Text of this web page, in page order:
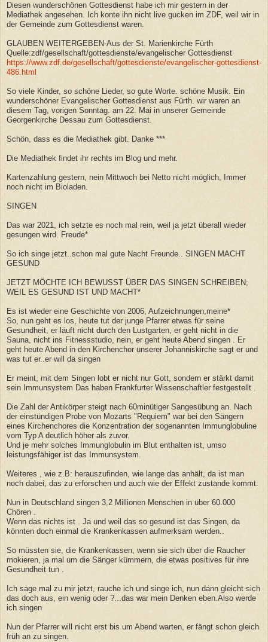
Diesen wunderschönen Gottesdienst habe ich mir gestern in der
Mediathek angesehen. Ich konte ihn nicht live gucken im ZDF, weil wir in
der Gemeinde zum Gottesdienst waren.
GLAUBEN WEITERGEBEN-Aus der St. Marienkirche Fürth
Quelle:zdf/gesellschaft/gottesdienste/evangelischer Gottesdienst
https://www.zdf.de/gesellschaft/gottesdienste/evangelischer-gottesdienst-
486.html
So viele Kinder, so schöne Lieder, so gute Worte. schöne Musik. Ein
wunderschöner Evangelischer Gottesdienst aus Fürth. wir waren an
diesem Tag, vorigen Sonntag. am 22. Mai in unserer Gemeinde
Georgenkirche Dessau zum Gottesdienst.
Schön, dass es die Mediathek gibt. Danke ***
Die Mediathek findet ihr rechts im Blog und mehr.
Kartenzahlung gestern, nein Mittwoch bei Netto nicht möglich, Immer
noch nicht im Bioladen.
SINGEN
Das war 2021, ich setzte es noch mal rein, weil ja jetzt überall wieder
gesungen wird. Freude*
So ich singe jetzt..schon mal gute Nacht Freunde.. SINGEN MACHT
GESUND
JETZT MÖCHTE ICH BEWUSST ÜBER DAS SINGEN SCHREIBEN;
WEIL ES GESUND IST UND MACHT*
Es ist wieder eine Geschichte von 2006, Aufzeichnungen,meine*
So, nun geht es los, heute tut der junge Pfarrer etwas für seine
Gesundheit, er läuft nicht durch den Lustgarten, er geht nicht in die
Sauna, nicht ins Fitnessstudio, nein, er geht heute Abend singen . Er
geht heute Abend in den Kirchenchor unserer Johanniskirche sagt er und
was tut er..er will da singen
Er meint, mit dem Singen lobt er nicht nur Gott, sondern er stärkt damit
sein Immunsystem Das haben Frankfurter Wissenschaftler festgestellt .
Die Zahl der Antikörper steigt nach 60minütiger Sangesübung an. Nach
der einstündigen Probe von Mozarts "Requiem" war bei den Sängern
eines Kirchenchores die Konzentration der sogenannten Immunglobuline
vom Typ A deutlich höher als zuvor.
Und je mehr solches Immunglobulin im Blut enthalten ist, umso
leistungsfähiger ist das Immunsystem.
Weiteres , wie z.B: herauszufinden, wie lange das anhält, da ist man
noch dabei, das zu erforschen und auch wie der Effekt zustande kommt.
Nun in Deutschland singen 3,2 Millionen Menschen in über 60.000
Chören .
Wenn das nichts ist . Ja und weil das so gesund ist das Singen, da
könnten doch einmal die Krankenkassen aufmerksam werden..
So müssten sie, die Krankenkassen, wenn sie sich über die Raucher
mokieren, ja mal um die Sänger kümmern, die etwas positives für ihre
Gesundheit tun .
Ich sage mal zu mir jetzt, rauche ich und singe ich, nun dann gleicht sich
das doch aus, ein wenig oder ?...das war mein Denken eben.Also werde
ich singen
Nun der Pfarrer will nicht erst bis um Abend warten, er fängt schon gleich
früh an zu singen.